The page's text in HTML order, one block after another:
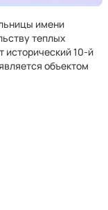
имени
теплых
10-й
объектом